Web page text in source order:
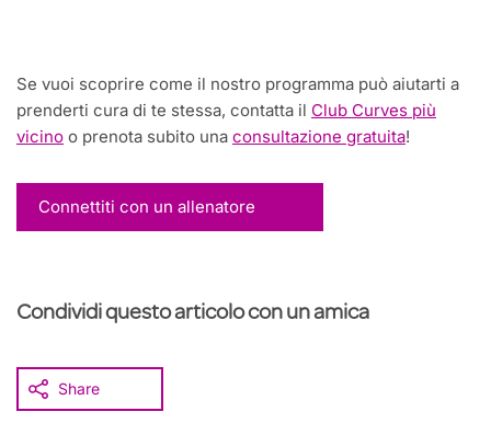
Se vuoi scoprire come il nostro programma può aiutarti a
prenderti cura di te stessa, contatta il Club Curves più
vicino o prenota subito una consultazione gratuita!
Connettiti con un allenatore
Condividi questo articolo con un amica
Share